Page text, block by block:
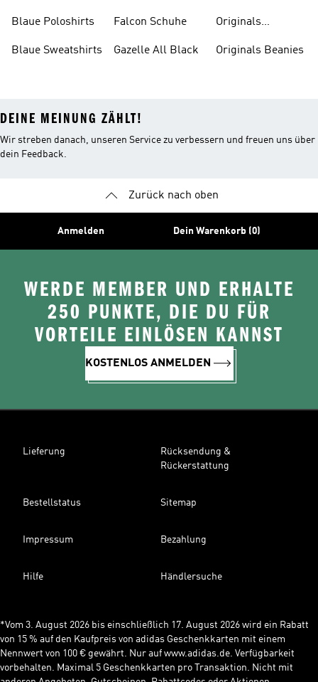
Blaue Poloshirts
Blaue Sweatshirts
Falcon Schuhe
Gazelle All Black
Originals
Oberteile
Originals Beanies
DEINE MEINUNG ZÄHLT!
Wir streben danach, unseren Service zu verbessern und freuen uns über
dein Feedback.
Zurück nach oben
Anmelden Dein Warenkorb (0)
WERDE MEMBER UND ERHALTE
250 PUNKTE, DIE DU FÜR
VORTEILE EINLÖSEN KANNST
KOSTENLOS ANMELDEN
Lieferung
Rücksendung &
Rückerstattung
Bestellstatus Sitemap
Impressum Bezahlung
Hilfe Händlersuche
*Vom 3. August 2026 bis einschließlich 17. August 2026 wird ein Rabatt
von 15 % auf den Kaufpreis von adidas Geschenkkarten mit einem
Nennwert von 100 € gewährt. Nur auf www.adidas.de. Verfügbarkeit
vorbehalten. Maximal 5 Geschenkkarten pro Transaktion. Nicht mit